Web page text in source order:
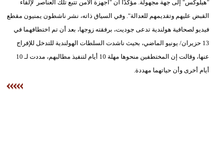
فيديو
سيارات
"هيلوكس" إلى جهة مجهولة. مؤكدًا أن "أجهزة الأمن تتبع تلك العناصر لإلقاء
القبض عليهم وتقديمهم للعدالة". وفي السياق ذاته، نشر ناشطون يمنيون مقطع
فيديو لصحافية هولندية تدعى جوديت، برفقته زوجها، بعد أن تم اختطافهما في
13 حزيران/ يونيو الماضي، بحيث ناشدت السلطات الهولندية للتدخل للإفراج
عنها، وقالت إن المختطفين منحوها مهلة 10 أيام لتنفيذ مطالبهم، مددت لـ 10
أيام أخرى وأن حياتهما مهددة.